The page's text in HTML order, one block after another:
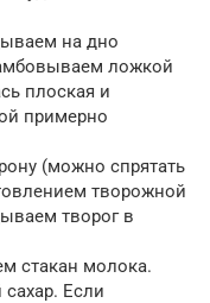
на дно
ложкой
плоская и
примерно
(можно спрятать
творожной
творог в
стакан молока.
Если